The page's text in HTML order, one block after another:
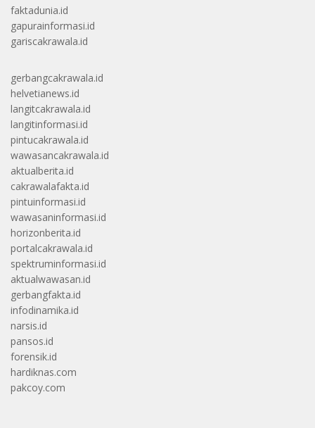
faktadunia.id
gapurainformasi.id
gariscakrawala.id
gerbangcakrawala.id
helvetianews.id
langitcakrawala.id
langitinformasi.id
pintucakrawala.id
wawasancakrawala.id
aktualberita.id
cakrawalafakta.id
pintuinformasi.id
wawasaninformasi.id
horizonberita.id
portalcakrawala.id
spektruminformasi.id
aktualwawasan.id
gerbangfakta.id
infodinamika.id
narsis.id
pansos.id
forensik.id
hardiknas.com
pakcoy.com